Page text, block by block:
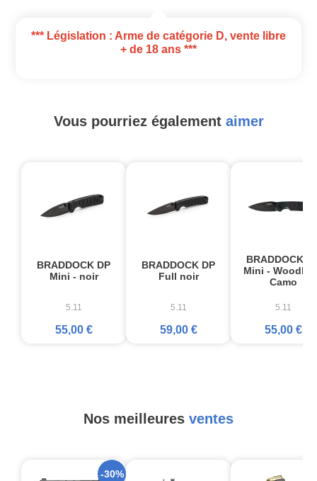
*** Législation : Arme de catégorie D, vente libre
+ de 18 ans ***
Vous pourriez également aimer
BRADDOCK DP
Mini - noir
5.11
55,00 €
BRADDOCK DP
Full noir
5.11
59,00 €
BRADDOCK
Mini -
Camo
5.11
55,00 €
Nos meilleures ventes
-30%